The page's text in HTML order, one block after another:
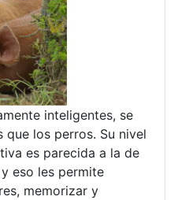
inteligentes, se
que los perros. Su nivel
es parecida a la de
eso les permite
memorizar y